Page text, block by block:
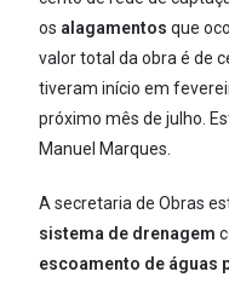
os alagamentos que
valor total da obra é de
tiveram início em
próximo mês de julho.
Manuel Marques.
A secretaria de Obras
sistema de drenagem
escoamento de águas